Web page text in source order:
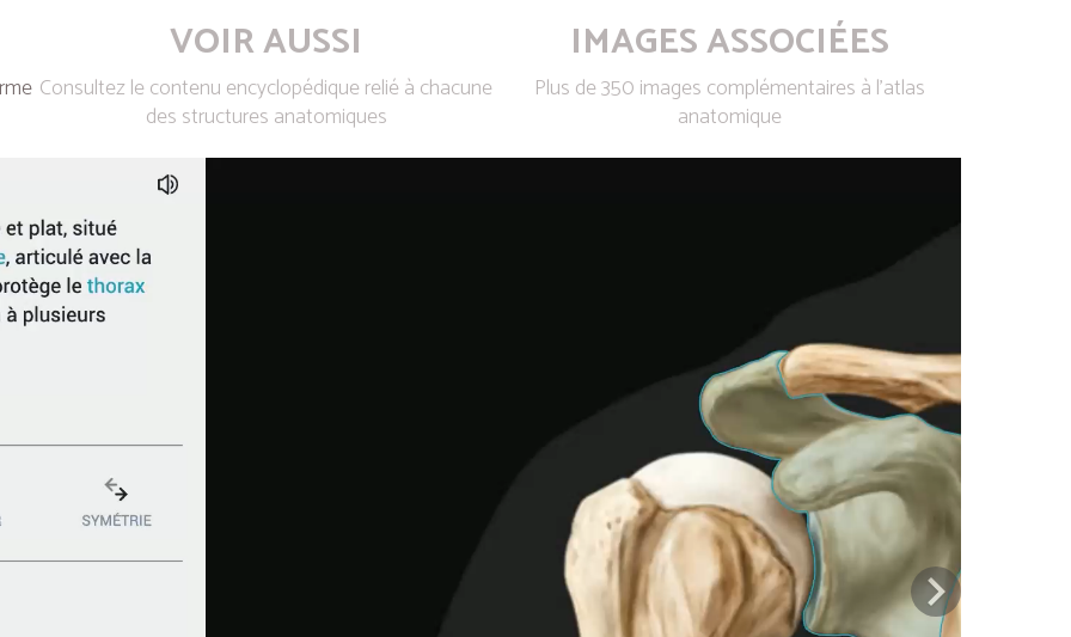
VOIR AUSSI
Consultez le contenu encyclopédique relié à chacune
des structures anatomiques
IMAGES ASSOCIÉES
Plus de 350 images complémentaires à l’atlas
anatomique